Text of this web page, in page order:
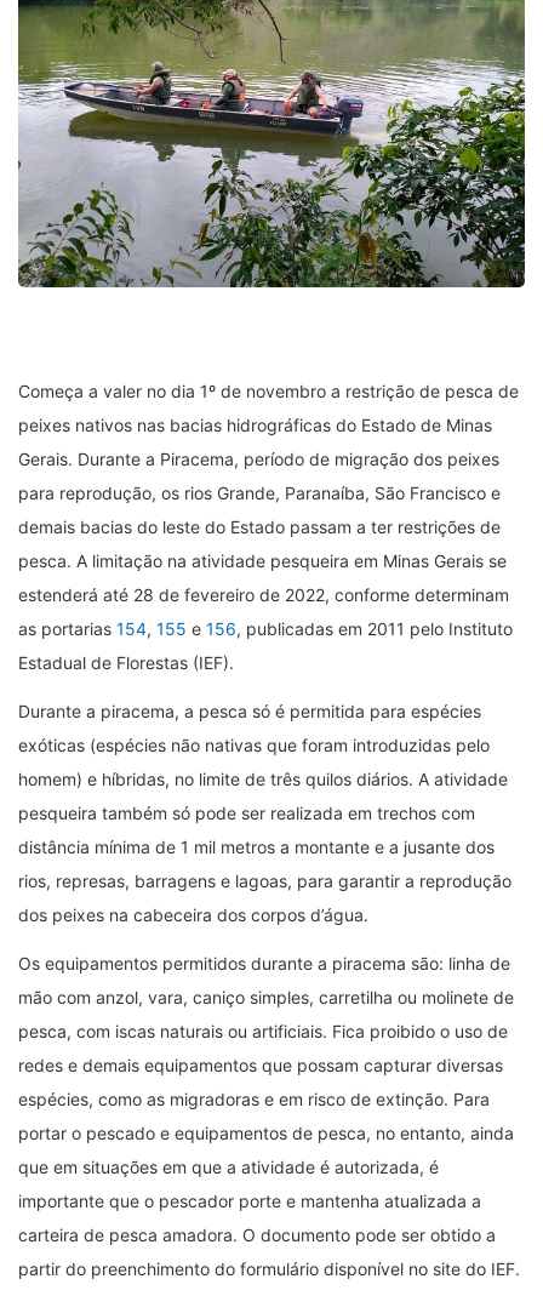
Começa a valer no dia 1º de novembro a restrição de pesca de
peixes nativos nas bacias hidrográficas do Estado de Minas
Gerais. Durante a Piracema, período de migração dos peixes
para reprodução, os rios Grande, Paranaíba, São Francisco e
demais bacias do leste do Estado passam a ter restrições de
pesca. A limitação na atividade pesqueira em Minas Gerais se
estenderá até 28 de fevereiro de 2022, conforme determinam
as portarias 154, 155 e 156, publicadas em 2011 pelo Instituto
Estadual de Florestas (IEF).
Durante a piracema, a pesca só é permitida para espécies
exóticas (espécies não nativas que foram introduzidas pelo
homem) e híbridas, no limite de três quilos diários. A atividade
pesqueira também só pode ser realizada em trechos com
distância mínima de 1 mil metros a montante e a jusante dos
rios, represas, barragens e lagoas, para garantir a reprodução
dos peixes na cabeceira dos corpos d’água.
Os equipamentos permitidos durante a piracema são: linha de
mão com anzol, vara, caniço simples, carretilha ou molinete de
pesca, com iscas naturais ou artificiais. Fica proibido o uso de
redes e demais equipamentos que possam capturar diversas
espécies, como as migradoras e em risco de extinção. Para
portar o pescado e equipamentos de pesca, no entanto, ainda
que em situações em que a atividade é autorizada, é
importante que o pescador porte e mantenha atualizada a
carteira de pesca amadora. O documento pode ser obtido a
partir do preenchimento do formulário disponível no site do IEF.